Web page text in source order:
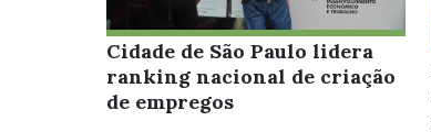
Cidade de São Paulo lidera
ranking nacional de criação
de empregos